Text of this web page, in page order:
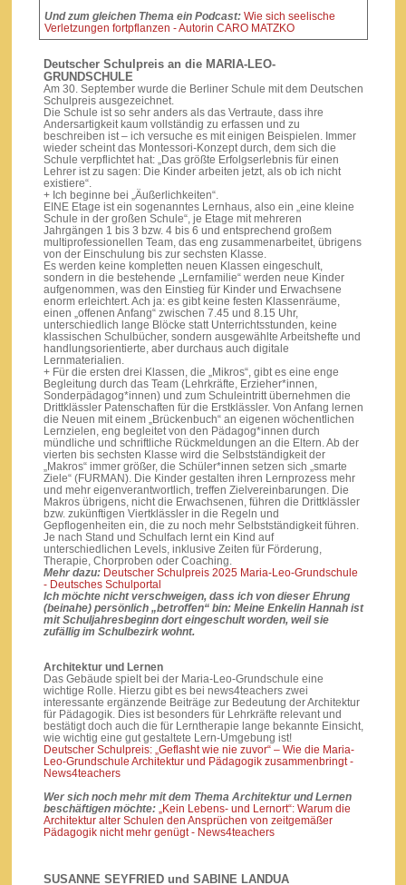
Und zum gleichen Thema ein Podcast: Wie sich seelische
Verletzungen fortpflanzen - Autorin CARO MATZKO
Deutscher Schulpreis an die MARIA-LEO-
GRUNDSCHULE
Am 30. September wurde die Berliner Schule mit dem Deutschen
Schulpreis ausgezeichnet.
Die Schule ist so sehr anders als das Vertraute, dass ihre
Andersartigkeit kaum vollständig zu erfassen und zu
beschreiben ist – ich versuche es mit einigen Beispielen. Immer
wieder scheint das Montessori-Konzept durch, dem sich die
Schule verpflichtet hat: „Das größte Erfolgserlebnis für einen
Lehrer ist zu sagen: Die Kinder arbeiten jetzt, als ob ich nicht
existiere“.
+ Ich beginne bei „Äußerlichkeiten“.
EINE Etage ist ein sogenanntes Lernhaus, also ein „eine kleine
Schule in der großen Schule“, je Etage mit mehreren
Jahrgängen 1 bis 3 bzw. 4 bis 6 und entsprechend großem
multiprofessionellen Team, das eng zusammenarbeitet, übrigens
von der Einschulung bis zur sechsten Klasse.
Es werden keine kompletten neuen Klassen eingeschult,
sondern in die bestehende „Lernfamilie“ werden neue Kinder
aufgenommen, was den Einstieg für Kinder und Erwachsene
enorm erleichtert. Ach ja: es gibt keine festen Klassenräume,
einen „offenen Anfang“ zwischen 7.45 und 8.15 Uhr,
unterschiedlich lange Blöcke statt Unterrichtsstunden, keine
klassischen Schulbücher, sondern ausgewählte Arbeitshefte und
handlungsorientierte, aber durchaus auch digitale
Lernmaterialien.
+ Für die ersten drei Klassen, die „Mikros“, gibt es eine enge
Begleitung durch das Team (Lehrkräfte, Erzieher*innen,
Sonderpädagog*innen) und zum Schuleintritt übernehmen die
Drittklässler Patenschaften für die Erstklässler. Von Anfang lernen
die Neuen mit einem „Brückenbuch“ an eigenen wöchentlichen
Lernzielen, eng begleitet von den Pädagog*innen durch
mündliche und schriftliche Rückmeldungen an die Eltern. Ab der
vierten bis sechsten Klasse wird die Selbstständigkeit der
„Makros“ immer größer, die Schüler*innen setzen sich „smarte
Ziele“ (FURMAN). Die Kinder gestalten ihren Lernprozess mehr
und mehr eigenverantwortlich, treffen Zielvereinbarungen. Die
Makros übrigens, nicht die Erwachsenen, führen die Drittklässler
bzw. zukünftigen Viertklässler in die Regeln und
Gepflogenheiten ein, die zu noch mehr Selbstständigkeit führen.
Je nach Stand und Schulfach lernt ein Kind auf
unterschiedlichen Levels, inklusive Zeiten für Förderung,
Therapie, Chorproben oder Coaching.
Mehr dazu: Deutscher Schulpreis 2025 Maria-Leo-Grundschule
- Deutsches Schulportal
Ich möchte nicht verschweigen, dass ich von dieser Ehrung
(beinahe) persönlich „betroffen“ bin: Meine Enkelin Hannah ist
mit Schuljahresbeginn dort eingeschult worden, weil sie
zufällig im Schulbezirk wohnt.
Architektur und Lernen
Das Gebäude spielt bei der Maria-Leo-Grundschule eine
wichtige Rolle. Hierzu gibt es bei news4teachers zwei
interessante ergänzende Beiträge zur Bedeutung der Architektur
für Pädagogik. Dies ist besonders für Lehrkräfte relevant und
bestätigt doch auch die für Lerntherapie lange bekannte Einsicht,
wie wichtig eine gut gestaltete Lern-Umgebung ist!
Deutscher Schulpreis: „Geflasht wie nie zuvor“ – Wie die Maria-
Leo-Grundschule Architektur und Pädagogik zusammenbringt -
News4teachers
Wer sich noch mehr mit dem Thema Architektur und Lernen
beschäftigen möchte:
„Kein Lebens- und Lernort“: Warum die
Architektur alter Schulen den Ansprüchen von zeitgemäßer
Pädagogik nicht mehr genügt - News4teachers
SUSANNE SEYFRIED und SABINE LANDUA